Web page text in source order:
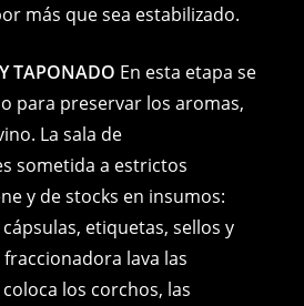
más que sea estabilizado.
TAPONADO En esta etapa se
para preservar los aromas,
La sala de
sometida a estrictos
y de stocks en insumos:
etiquetas, sellos y
lava las
los corchos, las